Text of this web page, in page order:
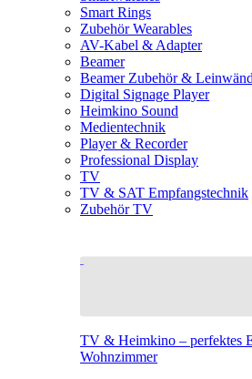
Smart Rings
Zubehör Wearables
AV-Kabel & Adapter
Beamer
Beamer Zubehör &
Digital Signage Player
Heimkino Sound
Medientechnik
Player & Recorder
Professional Display
TV
TV & SAT Empfangstechnik
Zubehör TV
TV & Heimkino – perfektes
Wohnzimmer